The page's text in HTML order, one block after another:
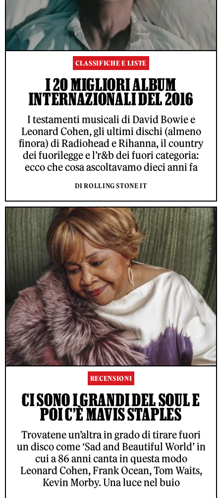
CLASSIFICHE E LISTE
I 20 MIGLIORI ALBUM
INTERNAZIONALI DEL 2016
I testamenti musicali di David Bowie e
Leonard Cohen, gli ultimi dischi (almeno
finora) di Radiohead e Rihanna, il country
dei fuorilegge e l’r&b dei fuori categoria:
ecco che cosa ascoltavamo dieci anni fa
DI ROLLING STONE IT
RECENSIONI
CI SONO I GRANDI DEL SOUL E
POI C’È MAVIS STAPLES
Trovatene un’altra in grado di tirare fuori
un disco come ‘Sad and Beautiful World’ in
cui a 86 anni canta in questa modo
Leonard Cohen, Frank Ocean, Tom Waits,
Kevin Morby. Una luce nel buio